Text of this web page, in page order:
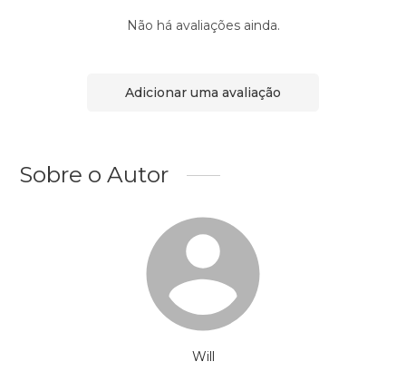
Não há avaliações ainda.
Adicionar uma avaliação
Sobre o Autor
Will